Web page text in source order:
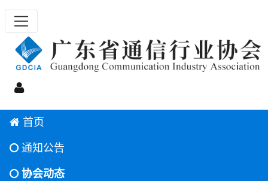
首页
通知公告
协会动态